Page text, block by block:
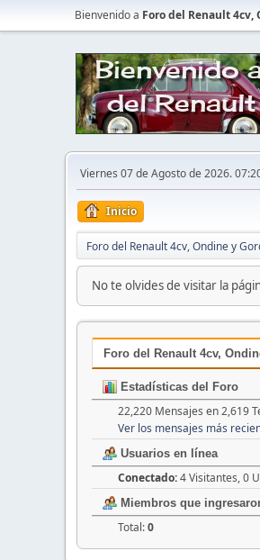
Bienvenido a Foro del Renault
Viernes 07 de Agosto de 2026.
Inicio
Foro del Renault 4cv, Ondine y
No te olvides de visitar la
Foro del Renault 4cv,
Estadísticas del Foro
22,220 Mensajes en 2,619
Ver los mensajes más
Usuarios en línea
Conectado:4 Visitantes, 0
Miembros que
Total:0